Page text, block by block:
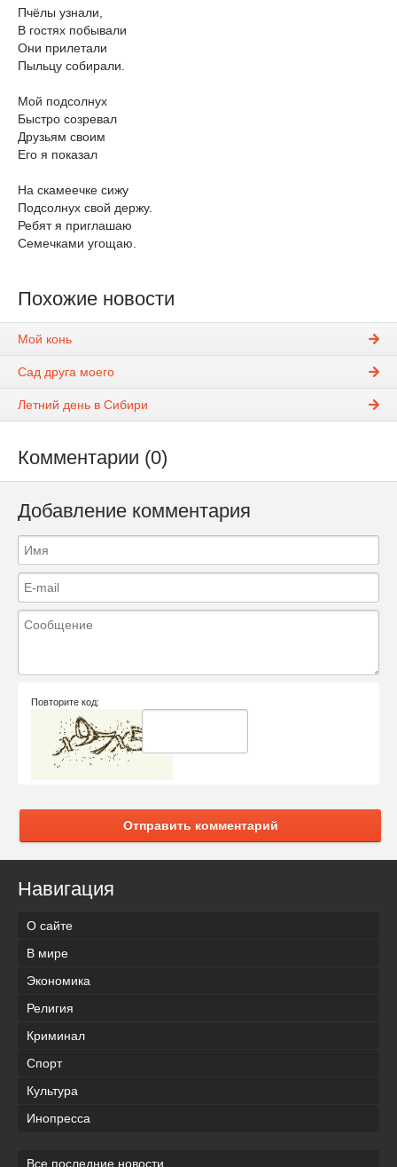
Пчёлы узнали,
В гостях побывали
Они прилетали
Пыльцу собирали.
Мой подсолнух
Быстро созревал
Друзьям своим
Его я показал
На скамеечке сижу
Подсолнух свой держу.
Ребят я приглашаю
Семечками угощаю.
Похожие новости
Мой конь
Сад друга моего
Летний день в Сибири
Комментарии (0)
Добавление комментария
Повторите код:
Отправить комментарий
Навигация
О сайте
В мире
Экономика
Религия
Криминал
Спорт
Культура
Инопресса
Все последние новости